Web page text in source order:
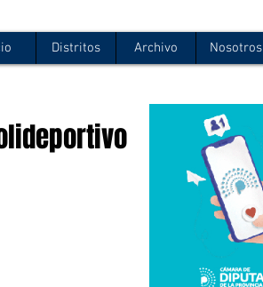
Distritos Archivo Nosotros